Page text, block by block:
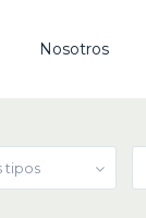
Nosotros
tipos